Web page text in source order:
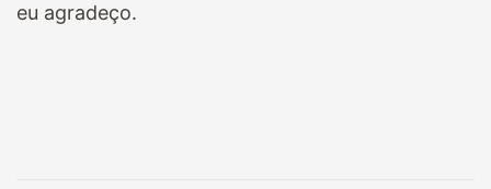
eu agradeço.